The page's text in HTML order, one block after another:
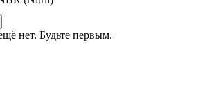
нет. Будьте первым.